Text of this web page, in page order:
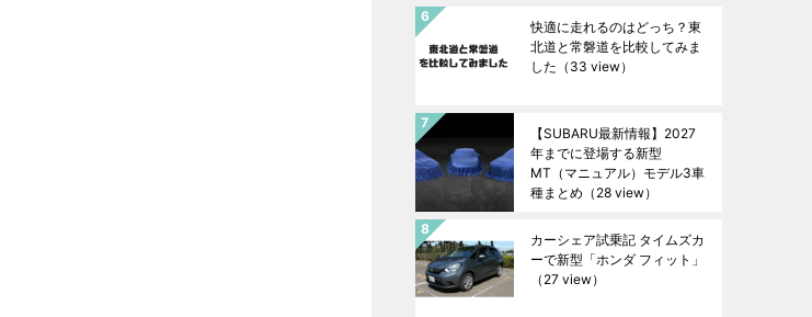
快適に走れるのはどっち？東
北道と常磐道を比較してみま
した （33 view）
【SUBARU最新情報】2027
年までに登場する新型
MT（マニュアル）モデル3車
種まとめ （28 view）
カーシェア試乗記 タイムズカ
ーで新型「ホンダ フィット」
（27 view）